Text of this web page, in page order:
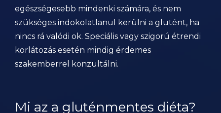
egészségesebb mindenki számára, és nem
szükséges indokolatlanul kerülni a glutént, ha
nincs rá valódi ok. Speciális vagy szigorú étrendi
korlátozás esetén mindig érdemes
szakemberrel konzultálni.
Mi az a gluténmentes diéta?